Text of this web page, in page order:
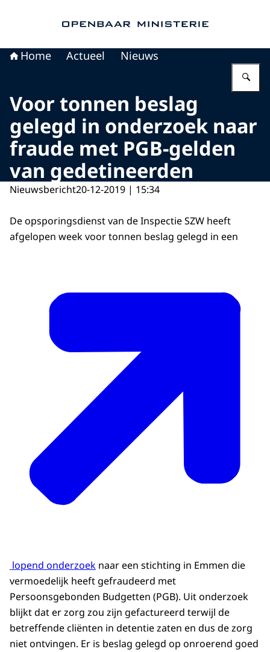
Home Actueel Nieuws
Voor tonnen beslag
gelegd in onderzoek naar
fraude met PGB-gelden
van gedetineerden
Nieuwsbericht20-12-2019 | 15:34
De opsporingsdienst van de Inspectie SZW heeft
afgelopen week voor tonnen beslag gelegd in een
lopend onderzoek naar een stichting in Emmen die
vermoedelijk heeft gefraudeerd met
Persoonsgebonden Budgetten (PGB). Uit onderzoek
blijkt dat er zorg zou zijn gefactureerd terwijl de
betreffende cliënten in detentie zaten en dus de zorg
niet ontvingen. Er is beslag gelegd op onroerend goed